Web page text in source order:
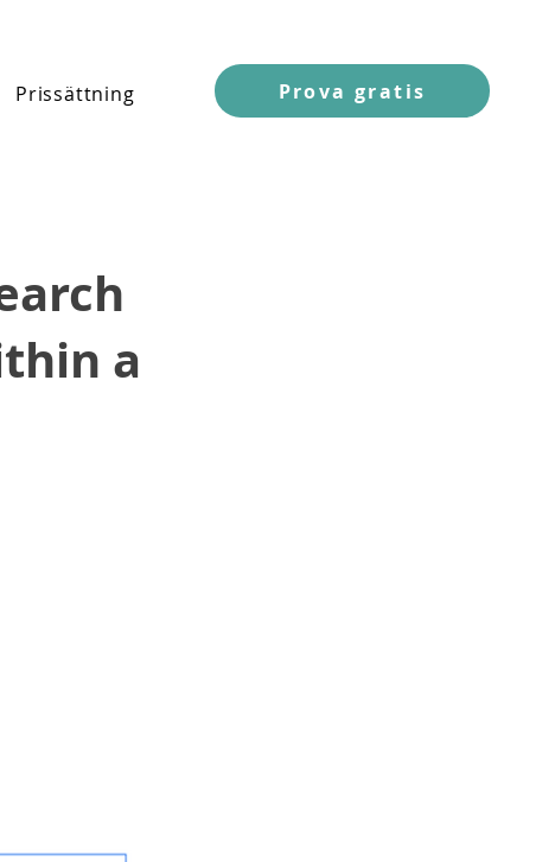
Prissättning Prova gratis
a